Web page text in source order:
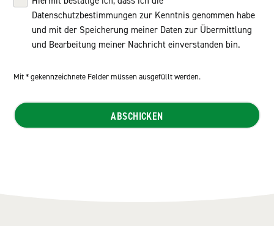
Datenschutzbestimmungen zur Kenntnis genommen habe
und mit der Speicherung meiner Daten zur Übermittlung
und Bearbeitung meiner Nachricht einverstanden bin.
Mit * gekennzeichnete Felder müssen ausgefüllt werden.